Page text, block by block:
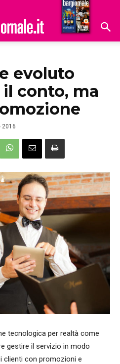
Hoteldomani
evoluto
conto, ma
2016
tecnologica per realtà come
gestire il servizio in modo
clienti con promozioni e